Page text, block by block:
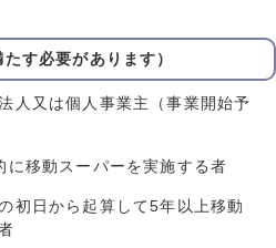
たす必要があります）
人又は個人事業主（事業開始予
移動スーパーを実施する者
初日から起算して5年以上移動